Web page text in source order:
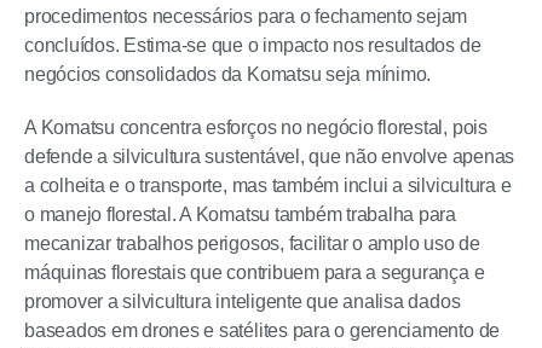
procedimentos necessários para o fechamento sejam
concluídos. Estima-se que o impacto nos resultados de
negócios consolidados da Komatsu seja mínimo.
A Komatsu concentra esforços no negócio florestal, pois
defende a silvicultura sustentável, que não envolve apenas
a colheita e o transporte, mas também inclui a silvicultura e
o manejo florestal. A Komatsu também trabalha para
mecanizar trabalhos perigosos, facilitar o amplo uso de
máquinas florestais que contribuem para a segurança e
promover a silvicultura inteligente que analisa dados
baseados em drones e satélites para o gerenciamento de